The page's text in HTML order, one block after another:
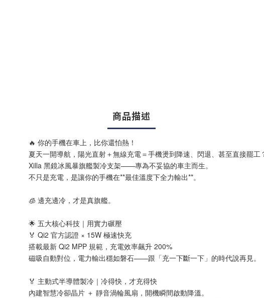
商品描述
🔥 你的手機在車上，比你還怕熱！
夏天一開導航，陽光直射＋無線充電＝手機燙到降速、閃退、甚至直接罷工
Xilla 黑鏡冰風暴旗艦製冷支架——專為不妥協的車主而生。
不只是充電，是讓你的手機在**最佳溫度下全力輸出**。
🧊 邊充邊冷，才是真旗艦。
🌟 五大核心科技｜用實力碾壓
🏅 Qi2 官方認證 × 15W 極速快充
搭載最新 Qi2 MPP 規範，充電效率飆升 200%
磁吸自動對位，電力輸出穩如磐石——跟「充一下斷一下」的時代說再見。
🏅 主動式半導體製冷｜冷得快，才充得快
內建智慧冷卻晶片 ＋ 靜音渦輪風扇，開機瞬間啟動降溫。